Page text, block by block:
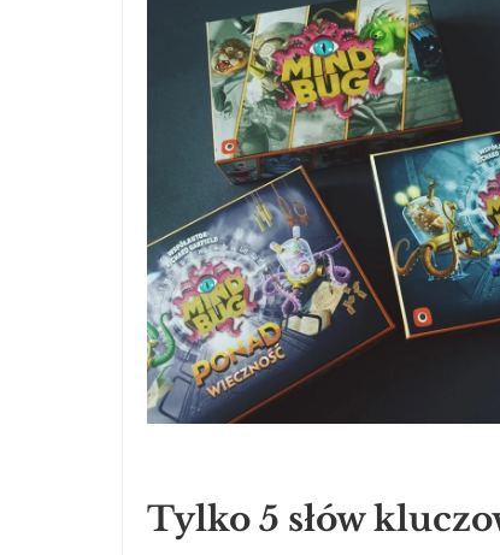
Tylko 5 słów